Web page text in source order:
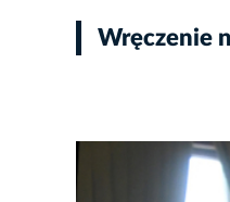
Wręczenie